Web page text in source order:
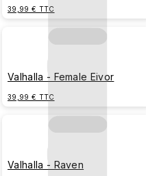
39,99 € TTC
Valhalla - Female Eivor
39,99 € TTC
Valhalla - Raven